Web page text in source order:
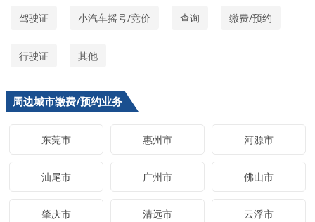
驾驶证 小汽车摇号/竞价 查询 缴费/预约
行驶证 其他
周边城市缴费/预约业务
东莞市 惠州市 河源市
汕尾市 广州市 佛山市
肇庆市 清远市 云浮市